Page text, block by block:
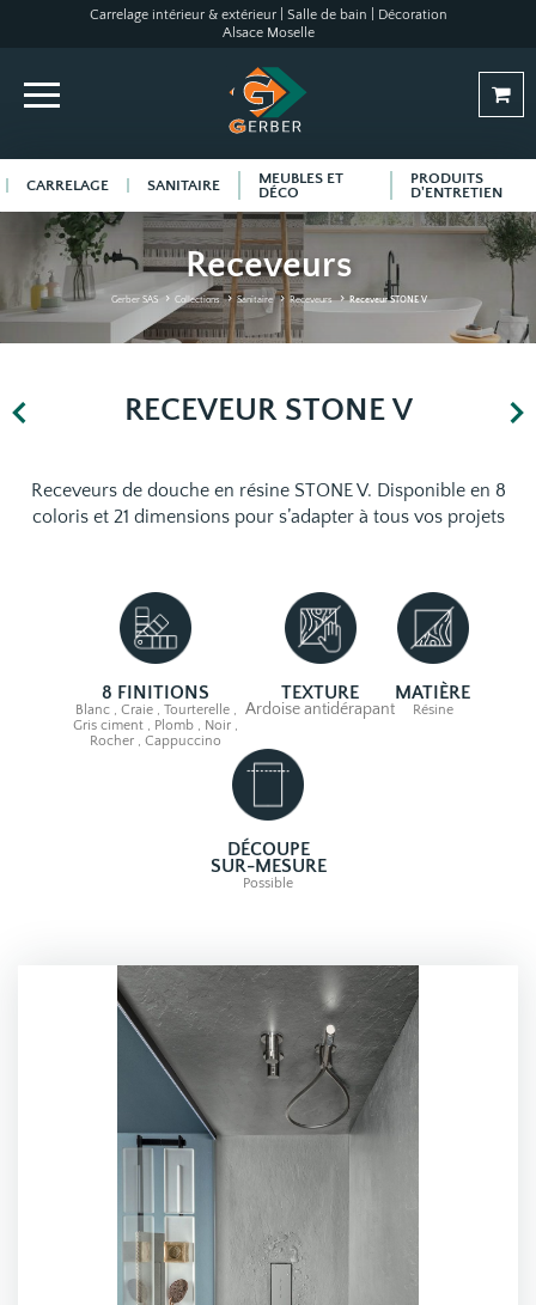
Carrelage intérieur & extérieur | Salle de bain | Décoration
Alsace Moselle
CARRELAGE SANITAIRE
MEUBLES ET
DÉCO
PRODUITS
D'ENTRETIEN
Receveurs
Gerber SAS Collections Sanitaire Receveurs Receveur STONE V
RECEVEUR STONE V
Receveurs de douche en résine STONE V. Disponible en 8
coloris et 21 dimensions pour s’adapter à tous vos projets
8 FINITIONS
Blanc , Craie , Tourterelle ,
Gris ciment , Plomb , Noir ,
Rocher , Cappuccino
TEXTURE
Ardoise antidérapant
MATIÈRE
Résine
DÉCOUPE
SUR-MESURE
Possible